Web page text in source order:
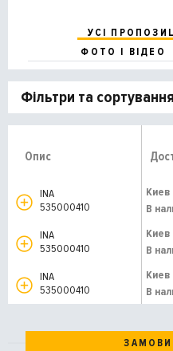
УСІ
ФОТО І ВІДЕО
Фільтри та сортування
Опис
INA
535000410
Киев
В
INA
535000410
Киев
В
INA
535000410
Киев
В